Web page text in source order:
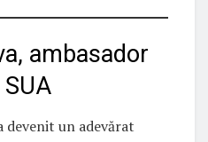
ambasador
devenit un adevărat